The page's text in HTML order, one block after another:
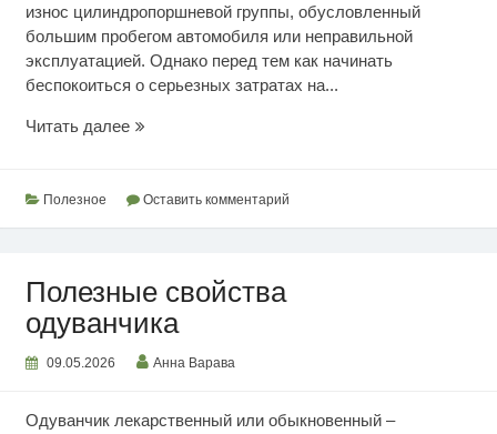
износ цилиндропоршневой группы, обусловленный
большим пробегом автомобиля или неправильной
эксплуатацией. Однако перед тем как начинать
беспокоиться о серьезных затратах на...
Читать далееМасложор
Полезное Оставить комментарий
Полезные свойства
одуванчика
09.05.2026 Анна Варава
Одуванчик лекарственный или обыкновенный –